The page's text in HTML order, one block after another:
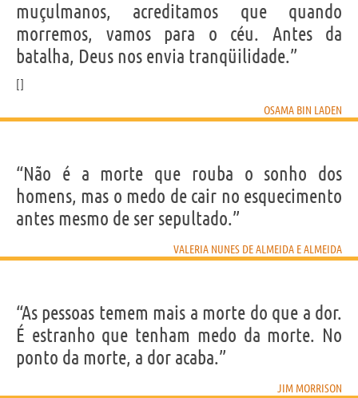
muçulmanos, acreditamos que quando
morremos, vamos para o céu. Antes da
batalha, Deus nos envia tranqüilidade.”
OSAMA BIN LADEN
“Não é a morte que rouba o sonho dos
homens, mas o medo de cair no esquecimento
antes mesmo de ser sepultado.”
VALERIA NUNES DE ALMEIDA E ALMEIDA
“As pessoas temem mais a morte do que a dor.
É estranho que tenham medo da morte. No
ponto da morte, a dor acaba.”
JIM MORRISON